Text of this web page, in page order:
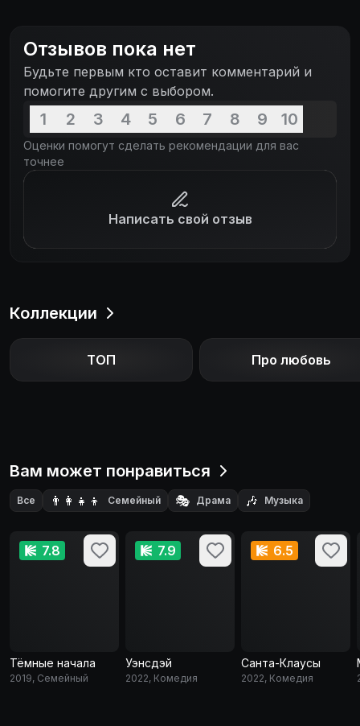
выдающийся талант. Теперь они постепенно
набирают популярность, становясь чуть ли ни
самым обсуждаемым в стране бойз-бендом. Кто
знает, к чему приведет их успех!
Отзывов пока нет
Будьте первым кто оставит комментарий и
помогите другим с выбором.
1 2 3 4 5 6 7 8 9 10
Оценки помогут сделать рекомендации для вас
точнее
Написать свой отзыв
Коллекции
ТОП Про любовь
Вам может понравиться
Все 👨‍👩‍👧‍👦 Семейный 🎭 Драма 🎶 Музыка
7.8
Тёмные начала
2019, Семейный
7.9
Уэнсдэй
2022, Комедия
6.5
Санта-Клаусы
2022, Комедия